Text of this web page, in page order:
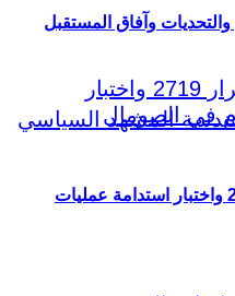
وآفاق المستقبل
متلازمة مقديشو: القرار 2719 واختبار استدامة عمليات